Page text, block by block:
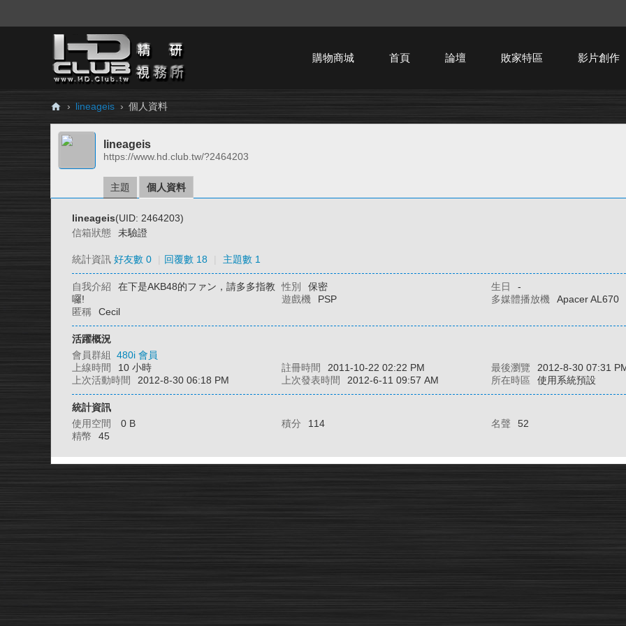
購物商城 首頁 論壇 敗家特區 影片創作
H
Cl
› lineageis › 個人資料
lineageis
https://www.hd.club.tw/?2464203
主題 個人資料
lineageis(UID: 2464203)
信箱狀態
未驗證
統計資訊 好友數 0 回覆數 18 主題數 1
自我介紹
在下是AKB48的ファン，請多多指教
囉!
性別 保密 生日
-
遊戲機
PSP 多媒體播放機
Apacer AL670
匿稱
Cecil
活躍概況
會員群組 480i 會員
上線時間
10 小時 註冊時間 2011-10-22 02:22 PM 最後瀏覽
2012-8-30 07:31
上次活動時間
2012-8-30 06:18 PM 上次發表時間 2012-6-11 09:57 AM 所在時區 使用系統預設
統計資訊
使用空間
0 B 積分 114 名聲
52
精幣
45